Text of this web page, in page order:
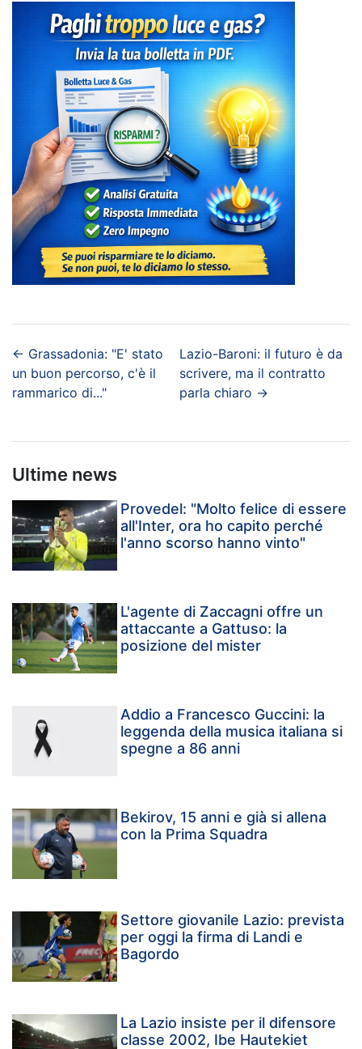
← Grassadonia: "E' stato
un buon percorso, c'è il
rammarico di..."
Lazio-Baroni: il futuro è da
scrivere, ma il contratto
parla chiaro →
Ultime news
Provedel: "Molto felice di essere
all'Inter, ora ho capito perché
l'anno scorso hanno vinto"
L'agente di Zaccagni offre un
attaccante a Gattuso: la
posizione del mister
Addio a Francesco Guccini: la
leggenda della musica italiana si
spegne a 86 anni
Bekirov, 15 anni e già si allena
con la Prima Squadra
Settore giovanile Lazio: prevista
per oggi la firma di Landi e
Bagordo
La Lazio insiste per il difensore
classe 2002, Ibe Hautekiet